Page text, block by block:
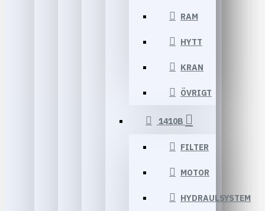
RAM
HYTT
KRAN
ÖVRIGT
1410B
FILTER
MOTOR
HYDRAULSYSTEM